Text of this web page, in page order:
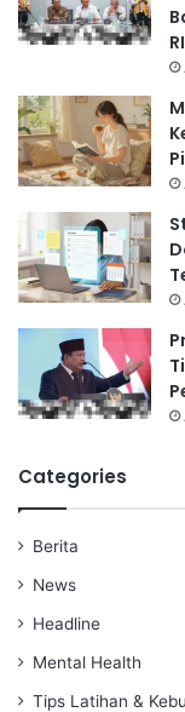
RI
Categories
Berita
News
Headline
Mental Health
Tips Latihan &